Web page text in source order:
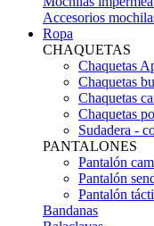
Accesorios
Ropa
CHAQUETAS
Chaquetas
Chaquetas
Chaquetas
Chaquetas
Sudadera -
PANTALONES
Pantalón
Pantalón
Pantalón
Bandanas